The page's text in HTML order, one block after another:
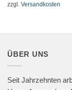
zzgl. Versandkosten
ÜBER UNS
Seit Jahrzehnten